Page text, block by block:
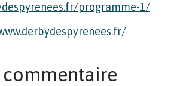
programme-1/
commentaire